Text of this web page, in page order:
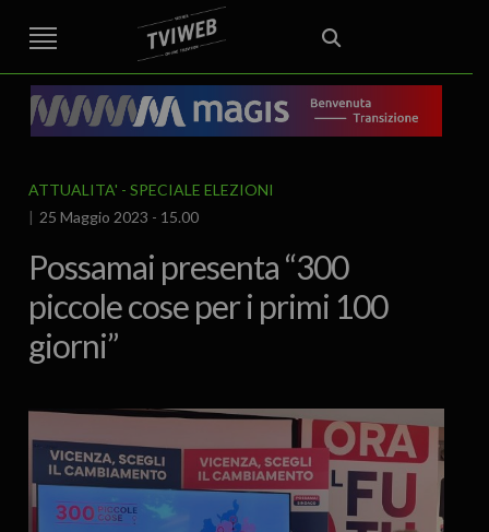
STREET TG CRONACA VENETO
VICENZA E PROVINCIA
AREA BERICA
ECONOMIA ATTUALITA’ POLITICA
EDITORIALE ITALIA E MONDO CURIOSITÀ – LIFESTYLE
CULTURA ARTE
SPORT
IL GRAFFIO FOOD & DRINK
ATTUALITA'
SPECIALE ELEZIONI
25 Maggio 2023 - 15.00
Possamai presenta “300
piccole cose per i primi 100
giorni”